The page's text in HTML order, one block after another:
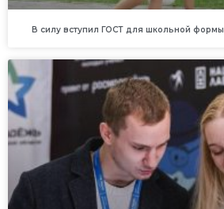
В силу вступил ГОСТ для школьной формы